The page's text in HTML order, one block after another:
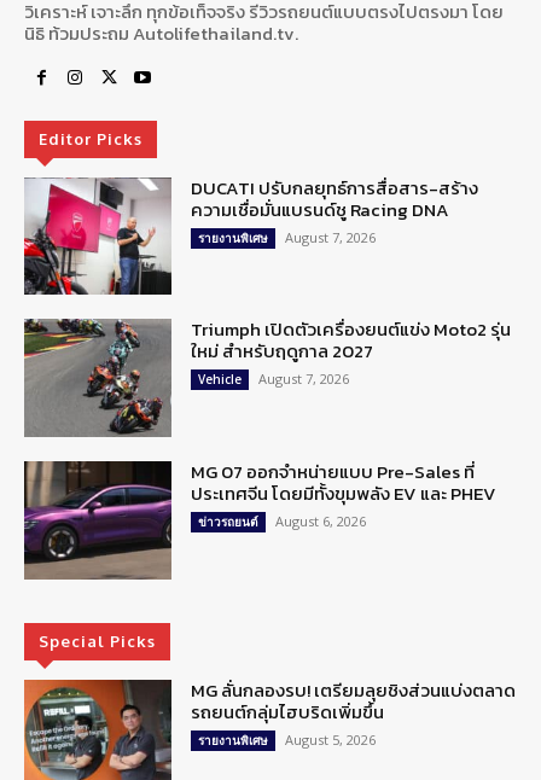
วิเคราะห์ เจาะลึก ทุกข้อเท็จจริง รีวิวรถยนต์แบบตรงไปตรงมา โดย
นิธิ ท้วมประถม Autolifethailand.tv.
Editor Picks
DUCATI ปรับกลยุทธ์การสื่อสาร-สร้าง
ความเชื่อมั่นแบรนด์ชู Racing DNA
รายงานพิเศษ August 7, 2026
Triumph เปิดตัวเครื่องยนต์แข่ง Moto2 รุ่น
ใหม่ สำหรับฤดูกาล 2027
Vehicle August 7, 2026
MG 07 ออกจำหน่ายแบบ Pre-Sales ที่
ประเทศจีน โดยมีทั้งขุมพลัง EV และ PHEV
ข่าวรถยนต์ August 6, 2026
Special Picks
MG ลั่นกลองรบ! เตรียมลุยชิงส่วนแบ่งตลาด
รถยนต์กลุ่มไฮบริดเพิ่มขึ้น
รายงานพิเศษ August 5, 2026